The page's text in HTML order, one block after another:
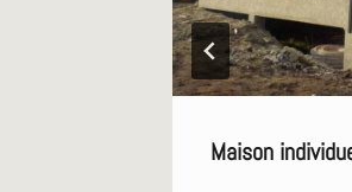
Maison